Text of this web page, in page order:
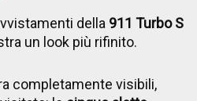
della 911 Turbo S
un look più rifinito.
completamente visibili,